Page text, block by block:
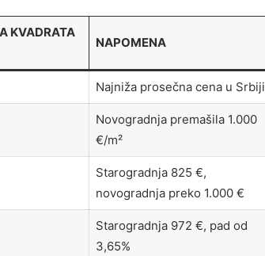
KVADRATA
NAPOMENA
Najniža prosečna cena u Srbiji
Novogradnja premašila 1.000
€/m²
Starogradnja 825 €,
novogradnja preko 1.000 €
Starogradnja 972 €, pad od
3,65%